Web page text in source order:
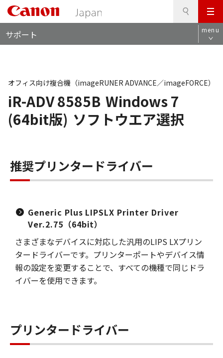
メ
ニ
ュ
サポート menu
iR-ADV 8585B Windows 7
(64bit版) ソフトウエア選択
オフィス向け複合機（imageRUNER ADVANCE／imageFORCE）
推奨プリンタードライバー
Generic Plus LIPSLX Printer Driver
Ver.2.75（64bit）
さまざまなデバイスに対応した汎用のLIPS LXプリン
タードライバーです。プリンターポートやデバイス情
報の設定を変更することで、すべての機種で同じドラ
イバーを使用できます。
プリンタードライバー